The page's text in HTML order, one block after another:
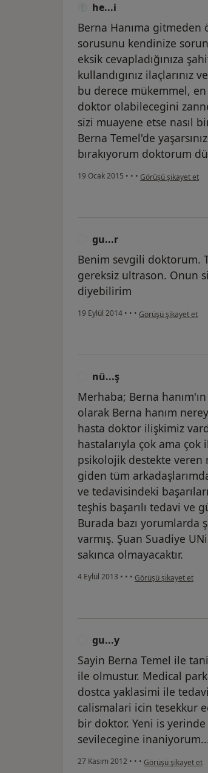
he...i
Berna Hanıma gitmeden
sorusunu kendinize
eksik cevapladığınıza
kullandıgınız ilaçlarınız
bu derece mükemmel,
doktor olabilecegini
sizi muayene etse nasıl
Berna Temel'de
bırakıyorum doktorum
19 Ocak 2015 • • • kullanıcının
Görüşü şikayet et
gu...r
Benim sevgili doktorum.
gereksiz ultrason. Onun
diyebilirim
19 Eylül 2014 • • • kullanıcının
Görüşü şikayet et
nü...ş
Merhaba; Berna
olarak Berna hanım
hasta doktor ilişkimiz
hastalarıyla çok ama çok
psikolojik destekte veren
giden tüm
ve tedavisindeki
teşhis başarılı tedavi ve
Burada bazı yorumlarda
varmış. Şuan Suadiye
sakınca olmayacaktır.
4 Eylül 2013 • • • kullanıcının görüşüne
Görüşü şikayet et
gu...y
Sayin Berna Temel ile
ile olmustur. Medical
dostca yaklasimi ile
calismalari icin tesekkur
bir doktor. Yeni is
sevilecegine
27 Kasım 2012 • • • kullanıcının
Görüşü şikayet et